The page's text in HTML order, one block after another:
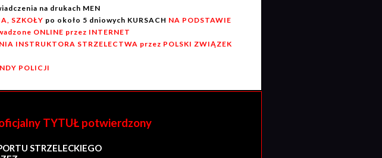
na drukach MEN
SZKOŁY po około 5 dniowych KURSACH NA PODSTAWIE
ONLINE przez INTERNET
INSTRUKTORA STRZELECTWA przez POLSKI ZWIĄZEK
POLICJI
TYTUŁ potwierdzony
STRZELECKIEGO